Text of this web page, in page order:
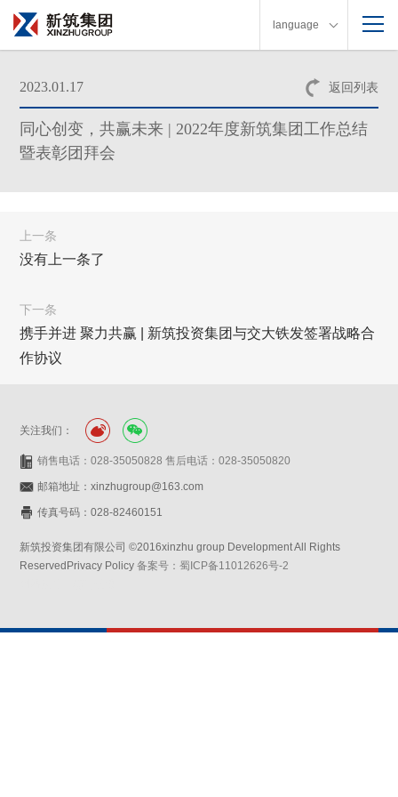
language
返回列表
2023.01.17
同心创变，共赢未来 | 2022年度新筑集团工作总结
暨表彰团拜会
上一条
没有上一条了
下一条
携手并进 聚力共赢 | 新筑投资集团与交大铁发签署战略合
作协议
关注我们：
销售电话：028-35050828 售后电话：028-35050820
邮箱地址：xinzhugroup@163.com
传真号码：028-82460151
新筑投资集团有限公司 ©2016xinzhu group Development All Rights
ReservedPrivacy Policy备案号：蜀ICP备11012626号-2